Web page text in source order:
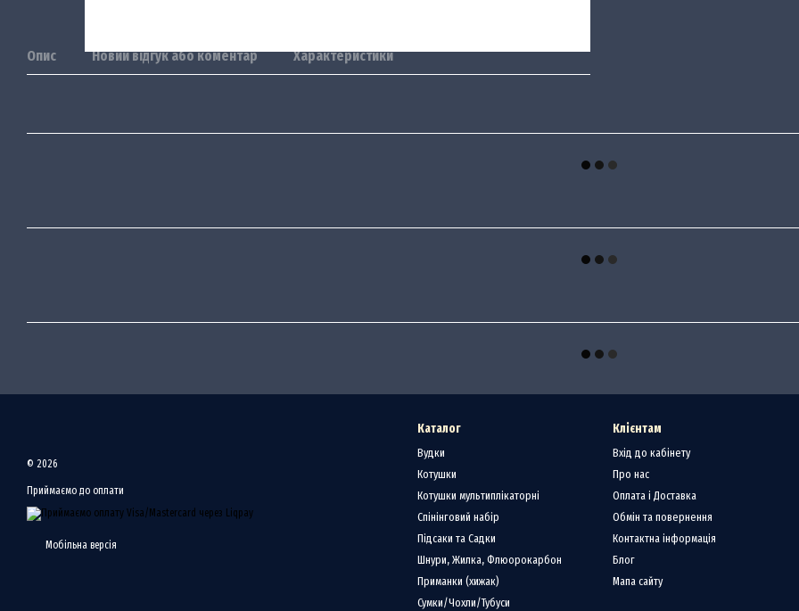
Опис Новий відгук або коментар Характеристики
© 2026
Приймаємо до оплати
Мобільна версія
Каталог
Вудки
Котушки
Котушки мультиплікаторні
Спінінговий набір
Підсаки та Садки
Шнури, Жилка, Флюорокарбон
Приманки (хижак)
Сумки/Чохли/Тубуси
Клієнтам
Вхід до кабінету
Про нас
Оплата і Доставка
Обмін та повернення
Контактна інформація
Блог
Мапа сайту